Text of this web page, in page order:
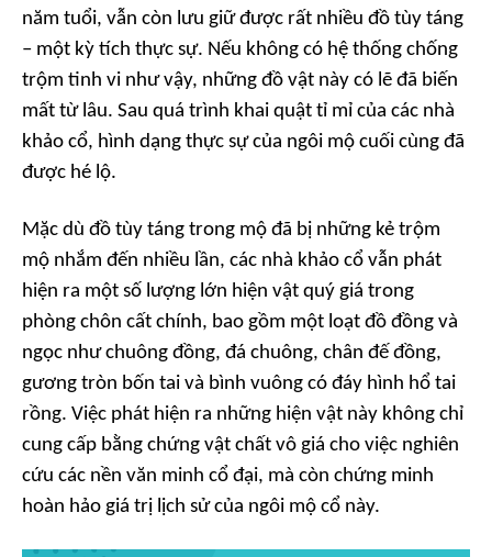
năm tuổi, vẫn còn lưu giữ được rất nhiều đồ tùy táng
– một kỳ tích thực sự. Nếu không có hệ thống chống
trộm tinh vi như vậy, những đồ vật này có lẽ đã biến
mất từ lâu. Sau quá trình khai quật tỉ mỉ của các nhà
khảo cổ, hình dạng thực sự của ngôi mộ cuối cùng đã
được hé lộ.
Mặc dù đồ tùy táng trong mộ đã bị những kẻ trộm
mộ nhắm đến nhiều lần, các nhà khảo cổ vẫn phát
hiện ra một số lượng lớn hiện vật quý giá trong
phòng chôn cất chính, bao gồm một loạt đồ đồng và
ngọc như chuông đồng, đá chuông, chân đế đồng,
gương tròn bốn tai và bình vuông có đáy hình hổ tai
rồng. Việc phát hiện ra những hiện vật này không chỉ
cung cấp bằng chứng vật chất vô giá cho việc nghiên
cứu các nền văn minh cổ đại, mà còn chứng minh
hoàn hảo giá trị lịch sử của ngôi mộ cổ này.